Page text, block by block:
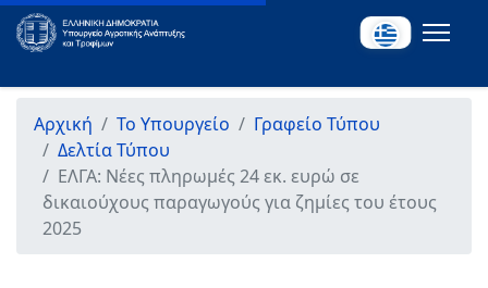
Αρχική Το Υπουργείο
Γραφείο Τύπου
Δελτία Τύπου
ΕΛΓΑ: Νέες πληρωμές 24 εκ. ευρώ σε
δικαιούχους παραγωγούς για ζημίες του έτους
2025